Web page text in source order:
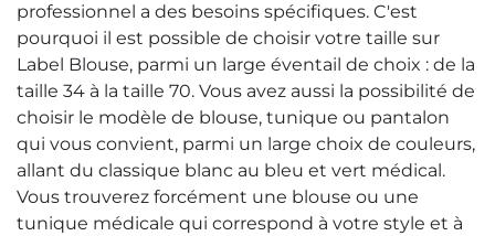
professionnel a des besoins spécifiques. C'est
pourquoi il est possible de choisir votre taille sur
Label Blouse, parmi un large éventail de choix : de la
taille 34 à la taille 70. Vous avez aussi la possibilité de
choisir le modèle de blouse, tunique ou pantalon
qui vous convient, parmi un large choix de couleurs,
allant du classique blanc au bleu et vert médical.
Vous trouverez forcément une blouse ou une
tunique médicale qui correspond à votre style et à